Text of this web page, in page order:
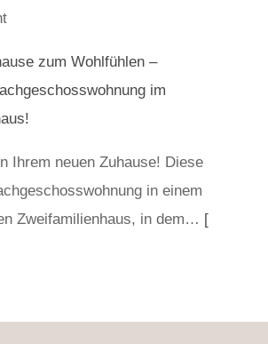
zum Wohlfühlen –
im
Ihrem neuen Zuhause! Diese
in einem
Zweifamilienhaus, in dem… [